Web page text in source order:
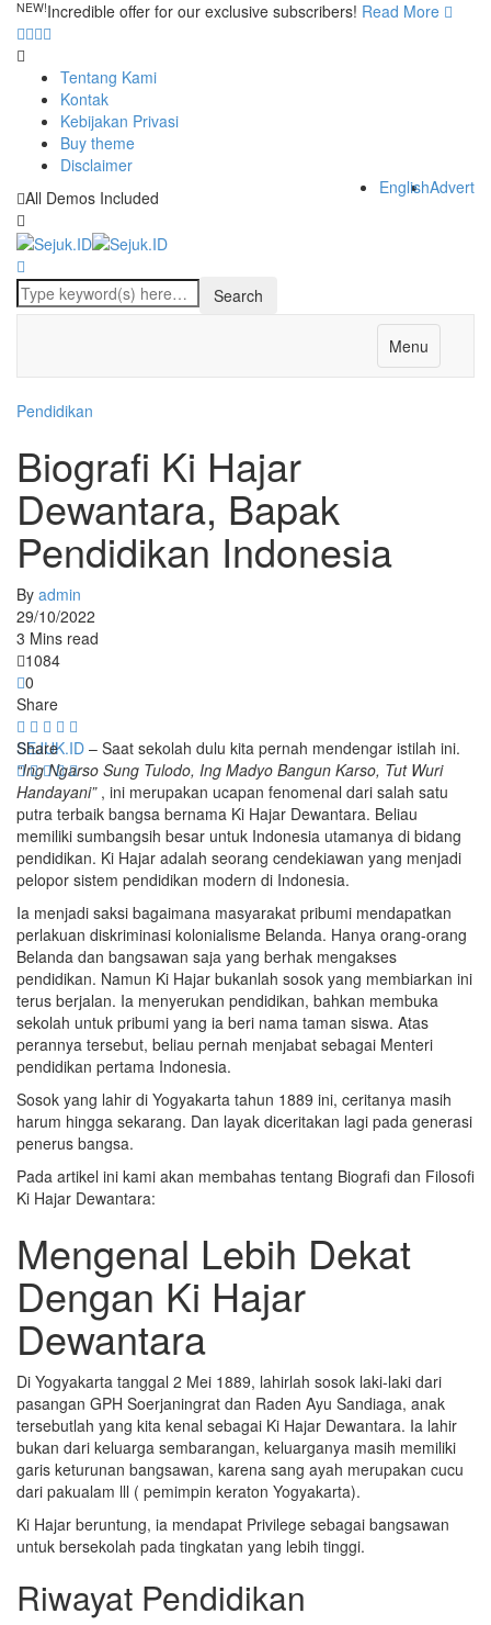
NEW!Incredible offer for our exclusive subscribers! Read More
Tentang Kami
Kontak
Kebijakan Privasi
Buy theme
Disclaimer
Advert
English
All Demos Included
Menu
Pendidikan
Biografi Ki Hajar
Dewantara, Bapak
Pendidikan Indonesia
By admin
29/10/2022
3 Mins read
1084
0
Share
SEJUK.ID – Saat sekolah dulu kita pernah mendengar istilah ini.
“Ing Ngarso Sung Tulodo, Ing Madyo Bangun Karso, Tut Wuri
Handayani”, ini merupakan ucapan fenomenal dari salah satu
putra terbaik bangsa bernama Ki Hajar Dewantara. Beliau
memiliki sumbangsih besar untuk Indonesia utamanya di bidang
pendidikan. Ki Hajar adalah seorang cendekiawan yang menjadi
pelopor sistem pendidikan modern di Indonesia.
Ia menjadi saksi bagaimana masyarakat pribumi mendapatkan
perlakuan diskriminasi kolonialisme Belanda. Hanya orang-orang
Belanda dan bangsawan saja yang berhak mengakses
pendidikan. Namun Ki Hajar bukanlah sosok yang membiarkan ini
terus berjalan. Ia menyerukan pendidikan, bahkan membuka
sekolah untuk pribumi yang ia beri nama taman siswa. Atas
perannya tersebut, beliau pernah menjabat sebagai Menteri
pendidikan pertama Indonesia.
Sosok yang lahir di Yogyakarta tahun 1889 ini, ceritanya masih
harum hingga sekarang. Dan layak diceritakan lagi pada generasi
penerus bangsa.
Pada artikel ini kami akan membahas tentang Biografi dan Filosofi
Ki Hajar Dewantara:
Mengenal Lebih Dekat
Dengan Ki Hajar
Dewantara
Di Yogyakarta tanggal 2 Mei 1889, lahirlah sosok laki-laki dari
pasangan GPH Soerjaningrat dan Raden Ayu Sandiaga, anak
tersebutlah yang kita kenal sebagai Ki Hajar Dewantara. Ia lahir
bukan dari keluarga sembarangan, keluarganya masih memiliki
garis keturunan bangsawan, karena sang ayah merupakan cucu
dari pakualam lll ( pemimpin keraton Yogyakarta).
Ki Hajar beruntung, ia mendapat Privilege sebagai bangsawan
untuk bersekolah pada tingkatan yang lebih tinggi.
Riwayat Pendidikan
Share